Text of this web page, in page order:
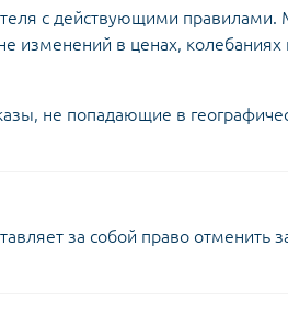
с действующими
изменений в ценах, колебаниях
не попадающие в
за собой право отменить